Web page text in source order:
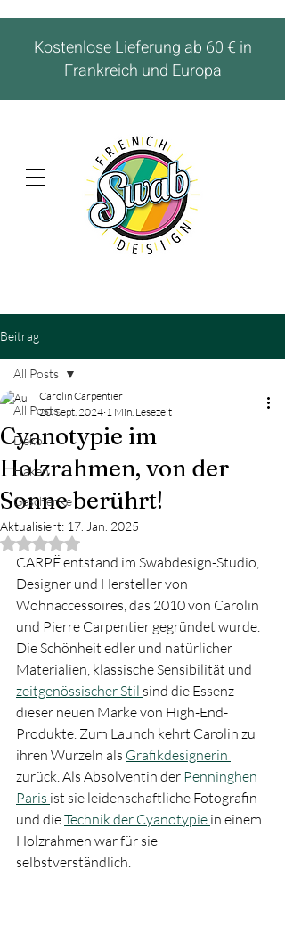
Kostenlose Lieferung ab 60 € in
Frankreich und Europa
Beitrag
All Posts
Deko
Haken
Geschenke
All Posts
Cyanotypie im
Holzrahmen, von der
Sonne berührt!
Carolin Carpentier
20. Sept. 2024 1 Min. Lesezeit
Aktualisiert: 17. Jan. 2025
Mit NaN von 5 Sternen bewertet.
CARPË entstand im Swabdesign-Studio,
Designer und Hersteller von
Wohnaccessoires, das 2010 von Carolin
und Pierre Carpentier gegründet wurde.
Die Schönheit edler und natürlicher
Materialien, klassische Sensibilität und
zeitgenössischer Stil sind die Essenz
dieser neuen Marke von High-End-
Produkte. Zum Launch kehrt Carolin zu
ihren Wurzeln als Grafikdesignerin
zurück. Als Absolventin der Penninghen
Paris ist sie leidenschaftliche Fotografin
und die Technik der Cyanotypie in einem
Holzrahmen war für sie
selbstverständlich.